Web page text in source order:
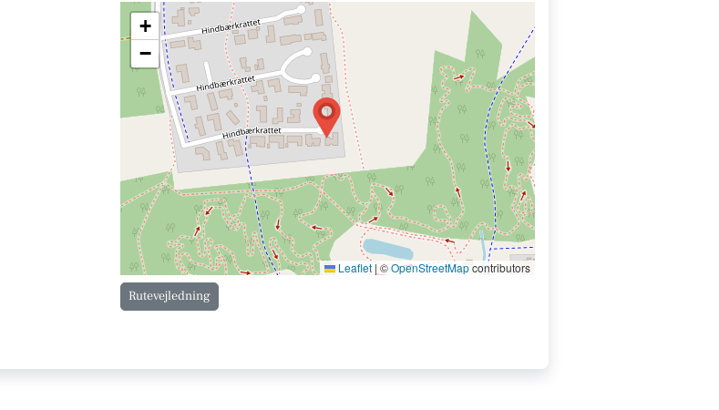
+
−
Leaflet|©OpenStreetMapcontributors
Rutevejledning